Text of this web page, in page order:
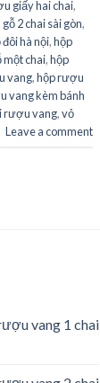
giấy hai chai,
2 chai sài gòn,
hà nội,hộp
một chai,hộp
vang,hộp rượu
vang kèm bánh
rượu vang,vỏ
Leave a comment
vang 1 chai